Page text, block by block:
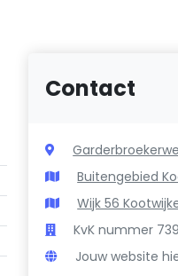
Contact
Buitengebied
Wijk 56
KvK nummer
Jouw website